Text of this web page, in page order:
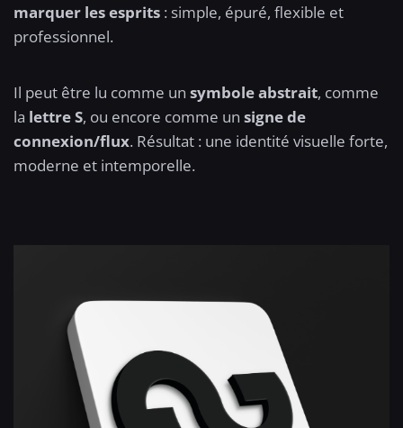
marquer les esprits : simple, épuré, flexible et
professionnel.
Il peut être lu comme un symbole abstrait, comme
la lettre S, ou encore comme un signe de
connexion/flux. Résultat : une identité visuelle forte,
moderne et intemporelle.